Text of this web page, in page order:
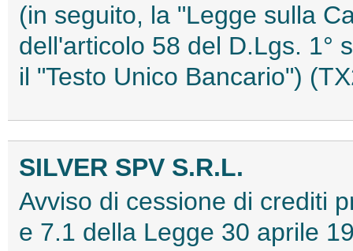
(in seguito, la "Legge sulla
dell'articolo 58 del D.Lgs. 1°
il "Testo Unico Bancario")
SILVER SPV S.R.L.
Avviso di cessione di crediti
e 7.1 della Legge 30 aprile